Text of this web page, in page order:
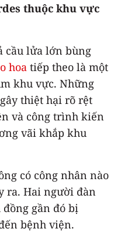
thuộc khu vực
cầu lửa lớn bùng
hoa tiếp theo là một
khu vực. Những
thiệt hại rõ rệt
và công trình kiến
vãi khắp khu
có công nhân nào
ra. Hai người đàn
gần đó bị
bệnh viện.